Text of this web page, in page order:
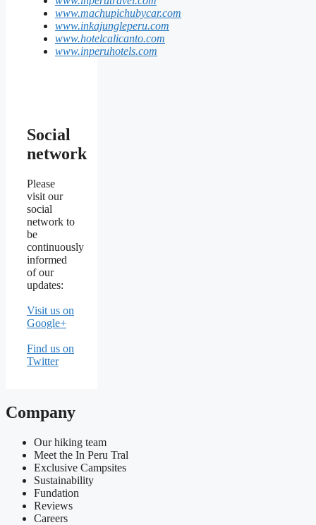
www.machupichubycar.com
www.inkajungleperu.com
www.hotelcalicanto.com
www.inperuhotels.com
Social
network
Please
visit our
social
network to
be
continuously
informed
of our
updates:
Visit us on
Google+
Find us on
Twitter
Company
Our hiking team
Meet the In Peru Tral
Exclusive Campsites
Sustainability
Fundation
Reviews
Careers